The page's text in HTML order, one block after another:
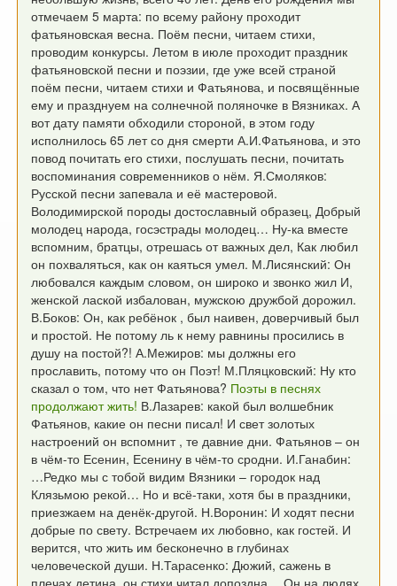
отмечаем 5 марта: по всему району проходит
фатьяновская весна. Поём песни, читаем стихи,
проводим конкурсы.Летом в июле проходит праздник
фатьяновской песни и поэзии, где уже всей страной
поём песни, читаем стихи и Фатьянова, и посвящённые
ему и празднуем на солнечной поляночке в Вязниках. А
вот дату памяти обходили стороной, в этом году
исполнилось 65 лет со дня смерти А.И.Фатьянова, и это
повод почитать его стихи, послушать песни, почитать
воспоминания современников о нём. Я.Смоляков:
Русской песни запевала и её мастеровой.
Володимирской породы достославный образец, Добрый
молодец народа, госэстрады молодец… Ну-ка вместе
вспомним, братцы, отрешась от важных дел, Как любил
он похваляться, как он каяться умел. М.Лисянский: Он
любовался каждым словом, он широко и звонко жил И,
женской лаской избалован, мужскою дружбой дорожил.
В.Боков: Он, как ребёнок , был наивен, доверчивый был
и простой. Не потому ль к нему равнины просились в
душу на постой?! А.Межиров: мы должны его
прославить, потому что он Поэт! М.Пляцковский: Ну кто
сказал о том, что нет Фатьянова? Поэты в песнях
продолжают жить! В.Лазарев: какой был волшебник
Фатьянов, какие он песни писал! И свет золотых
настроений он вспомнит , те давние дни. Фатьянов – он
в чём-то Есенин, Есенину в чём-то сродни. И.Ганабин:
…Редко мы с тобой видим Вязники – городок над
Клязьмою рекой… Но и всё-таки, хотя бы в праздники,
приезжаем на денёк-другой. Н.Воронин: И ходят песни
добрые по свету. Встречаем их любовно, как гостей. И
верится, что жить им бесконечно в глубинах
человеческой души. Н.Тарасенко: Дюжий, сажень в
плечах детина, он стихи читал допоздна…
Он на людях